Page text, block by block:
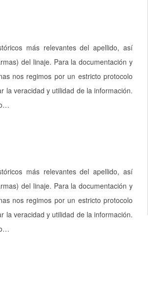
más relevantes del apellido, así
del linaje. Para la documentación y
nos regimos por un estricto protocolo
la veracidad y utilidad de la información.
más relevantes del apellido, así
del linaje. Para la documentación y
nos regimos por un estricto protocolo
la veracidad y utilidad de la información.